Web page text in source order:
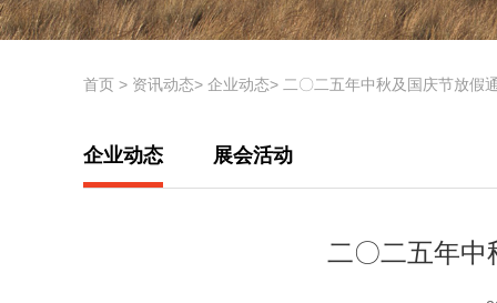
首页> 资讯动态> 企业动态> 二〇二五年中秋及国庆节放假
企业动态 展会活动
二〇二五年中